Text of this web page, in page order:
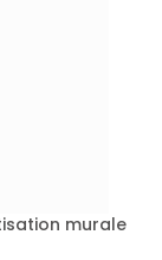
murale